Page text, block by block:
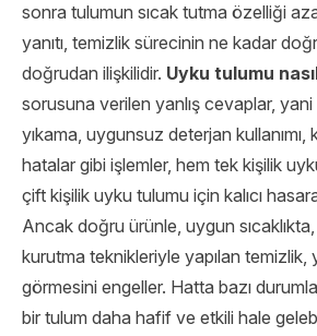
sonra tulumun sıcak tutma özelliği
yanıtı, temizlik sürecinin ne kadar
doğrudan ilişkilidir. Uyku tulumu
sorusuna verilen yanlış cevaplar, yani
yıkama, uygunsuz deterjan kullanımı,
hatalar gibi işlemler, hem tek kişilik
çift kişilik uyku tulumu için kalıcı
Ancak doğru ürünle, uygun
kurutma teknikleriyle yapılan temizlik,
görmesini engeller. Hatta bazı
bir tulum daha hafif ve etkili hale